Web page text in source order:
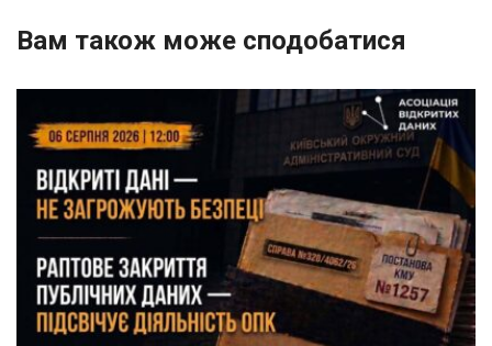
Вам також може сподобатися